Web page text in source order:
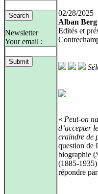
Newsletter
Your email :
02/28/2025
Alban Berg
Edités et
« Peut-on
d’accepter
craindre de
question de
biographie (
répondre